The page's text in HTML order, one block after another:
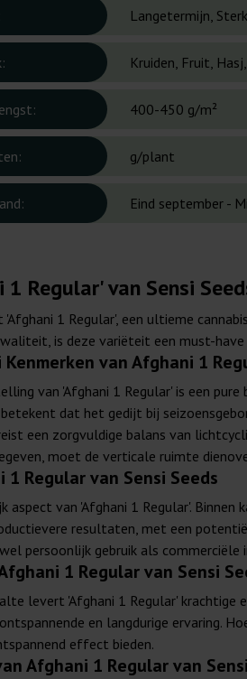
Langetermijn,
Kruiden, Fruit,
400-450 g/m²
g/plant
Eind september -
Regular' van Sensi
'Afghani 1 Regular', een ultieme
is deze variëteit een must-
van Afghani 1
van 'Afghani 1 Regular' is een
dat het gedijt bij
een zorgvuldige balans van
moet de verticale ruimte
1 Regular van Sensi Seeds
aspect van 'Afghani 1 Regular'.
resultaten, met een
persoonlijk gebruik als commerciële
1 Regular van Sensi
levert 'Afghani 1 Regular'
en langdurige ervaring.
effect bieden.
Afghani 1 Regular van